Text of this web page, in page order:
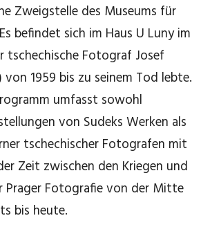
Zweigstelle des Museums für
befindet sich im Haus U Luny im
tschechische Fotograf Josef
von 1959 bis zu seinem Tod lebte.
umfasst sowohl
von Sudeks Werken als
tschechischer Fotografen mit
Zeit zwischen den Kriegen und
Prager Fotografie von der Mitte
bis heute.